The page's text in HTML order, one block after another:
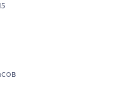
рейтинг 4,9 на основе 615 оценок